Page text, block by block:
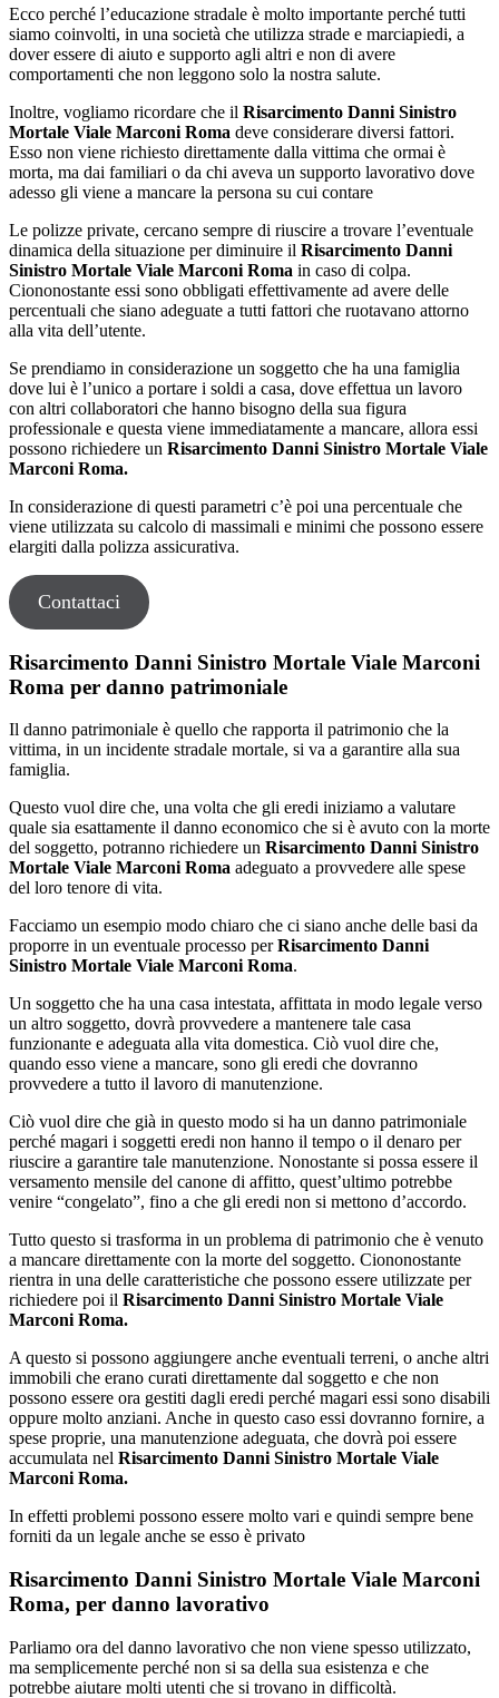
Ecco perché l’educazione stradale è molto importante perché tutti
siamo coinvolti, in una società che utilizza strade e marciapiedi, a
dover essere di aiuto e supporto agli altri e non di avere
comportamenti che non leggono solo la nostra salute.
Inoltre, vogliamo ricordare che il Risarcimento Danni Sinistro
Mortale Viale Marconi Roma deve considerare diversi fattori.
Esso non viene richiesto direttamente dalla vittima che ormai è
morta, ma dai familiari o da chi aveva un supporto lavorativo dove
adesso gli viene a mancare la persona su cui contare
Le polizze private, cercano sempre di riuscire a trovare l’eventuale
dinamica della situazione per diminuire il Risarcimento Danni
Sinistro Mortale Viale Marconi Roma in caso di colpa.
Ciononostante essi sono obbligati effettivamente ad avere delle
percentuali che siano adeguate a tutti fattori che ruotavano attorno
alla vita dell’utente.
Se prendiamo in considerazione un soggetto che ha una famiglia
dove lui è l’unico a portare i soldi a casa, dove effettua un lavoro
con altri collaboratori che hanno bisogno della sua figura
professionale e questa viene immediatamente a mancare, allora essi
possono richiedere un Risarcimento Danni Sinistro Mortale Viale
Marconi Roma.
In considerazione di questi parametri c’è poi una percentuale che
viene utilizzata su calcolo di massimali e minimi che possono essere
elargiti dalla polizza assicurativa.
Contattaci
Risarcimento Danni Sinistro Mortale Viale Marconi
Roma per danno patrimoniale
Il danno patrimoniale è quello che rapporta il patrimonio che la
vittima, in un incidente stradale mortale, si va a garantire alla sua
famiglia.
Questo vuol dire che, una volta che gli eredi iniziamo a valutare
quale sia esattamente il danno economico che si è avuto con la morte
del soggetto, potranno richiedere un Risarcimento Danni Sinistro
Mortale Viale Marconi Roma adeguato a provvedere alle spese
del loro tenore di vita.
Facciamo un esempio modo chiaro che ci siano anche delle basi da
proporre in un eventuale processo perRisarcimento Danni
Sinistro Mortale Viale Marconi Roma.
Un soggetto che ha una casa intestata, affittata in modo legale verso
un altro soggetto, dovrà provvedere a mantenere tale casa
funzionante e adeguata alla vita domestica. Ciò vuol dire che,
quando esso viene a mancare, sono gli eredi che dovranno
provvedere a tutto il lavoro di manutenzione.
Ciò vuol dire che già in questo modo si ha un danno patrimoniale
perché magari i soggetti eredi non hanno il tempo o il denaro per
riuscire a garantire tale manutenzione. Nonostante si possa essere il
versamento mensile del canone di affitto, quest’ultimo potrebbe
venire “congelato”, fino a che gli eredi non si mettono d’accordo.
Tutto questo si trasforma in un problema di patrimonio che è venuto
a mancare direttamente con la morte del soggetto. Ciononostante
rientra in una delle caratteristiche che possono essere utilizzate per
richiedere poi il Risarcimento Danni Sinistro Mortale Viale
Marconi Roma.
A questo si possono aggiungere anche eventuali terreni, o anche altri
immobili che erano curati direttamente dal soggetto e che non
possono essere ora gestiti dagli eredi perché magari essi sono disabili
oppure molto anziani. Anche in questo caso essi dovranno fornire, a
spese proprie, una manutenzione adeguata, che dovrà poi essere
accumulata nel Risarcimento Danni Sinistro Mortale Viale
Marconi Roma.
In effetti problemi possono essere molto vari e quindi sempre bene
forniti da un legale anche se esso è privato
Risarcimento Danni Sinistro Mortale Viale Marconi
Roma, per danno lavorativo
Parliamo ora del danno lavorativo che non viene spesso utilizzato,
ma semplicemente perché non si sa della sua esistenza e che
potrebbe aiutare molti utenti che si trovano in difficoltà.